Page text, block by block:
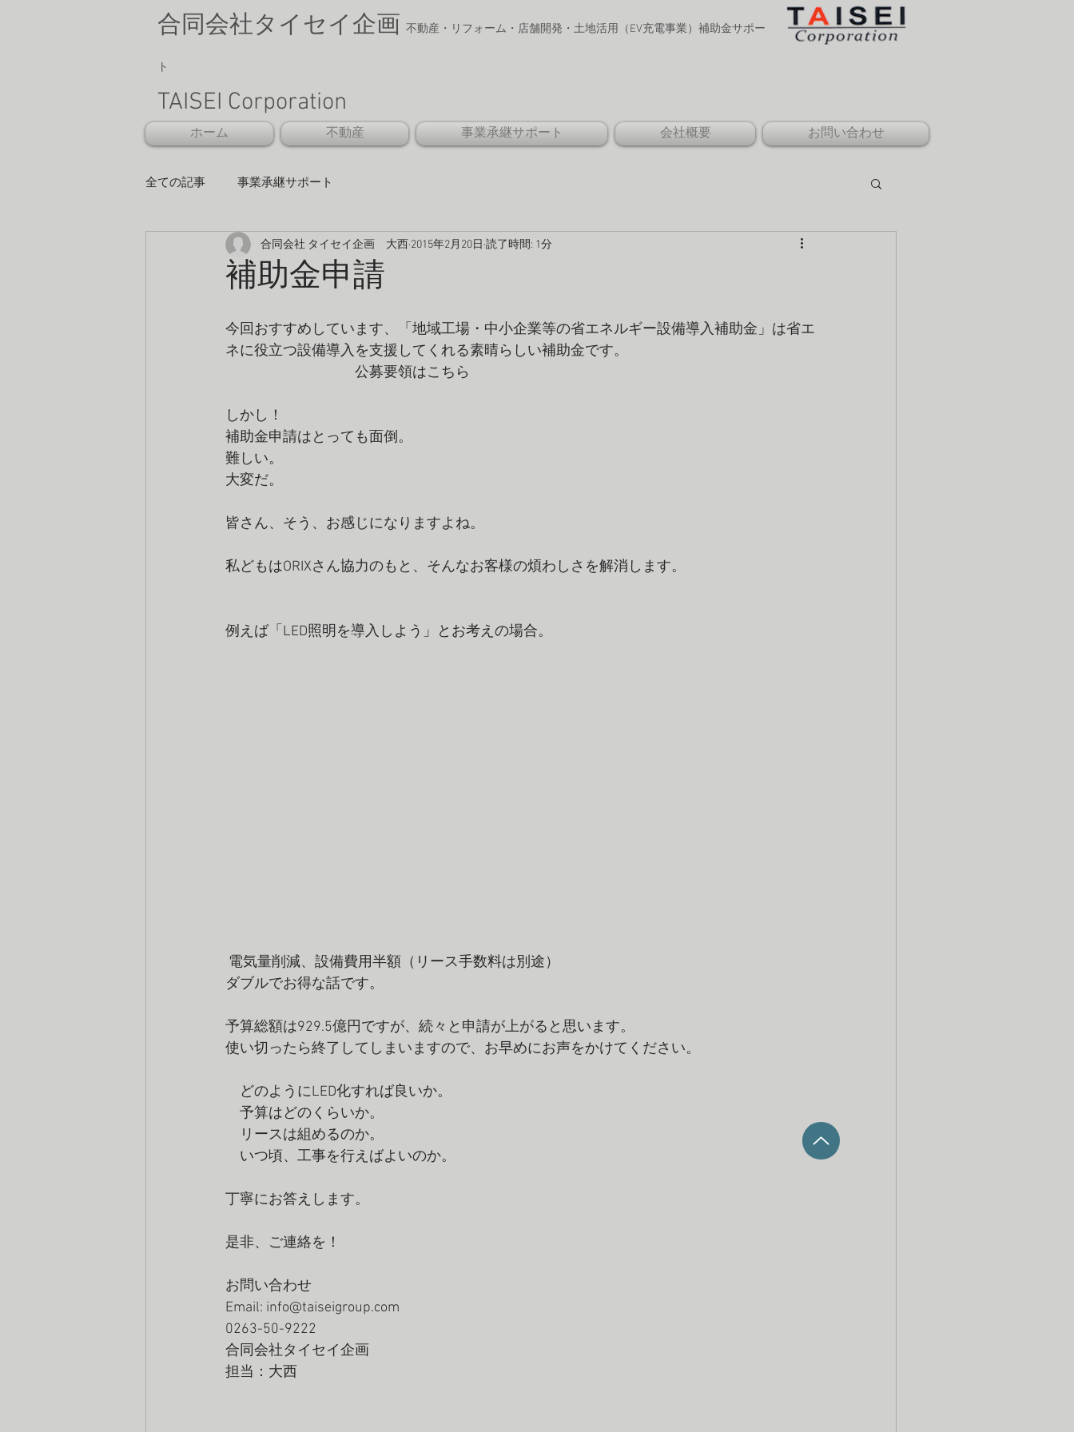
合同会社タイセイ企画 不動産・リフォーム・店舗開発・土地活用 ​（EV充電事業）補助金サポー
ト
TAISEI Corporation
ホーム 不動産 事業承継サポート 会社概要 お問い合わせ
全ての記事 事業承継サポート
補助金申請
合同会社 タイセイ企画 大西 2015年2月20日 読了時間: 1分
今回おすすめしています、「地域工場・中小企業等の省エネルギー設備導入補助金」は省エ
ネに役立つ設備導入を支援してくれる素晴らしい補助金です。
公募要領はこちら
しかし！
補助金申請はとっても面倒。
難しい。
大変だ。
皆さん、そう、お感じになりますよね。
私どもはORIXさん協力のもと、そんなお客様の煩わしさを解消します。
例えば「LED照明を導入しよう」とお考えの場合。
電気量削減、設備費用半額（リース手数料は別途）
ダブルでお得な話です。
予算総額は929.5億円ですが、続々と申請が上がると思います。
使い切ったら終了してしまいますので、お早めにお声をかけてください。
どのようにLED化すれば良いか。
予算はどのくらいか。
リースは組めるのか。
いつ頃、工事を行えばよいのか。
丁寧にお答えします。
是非、ご連絡を！
お問い合わせ
Email: info@taiseigroup.com
0263-50-9222
合同会社タイセイ企画
担当：大西